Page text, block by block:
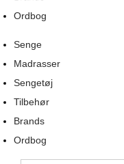
Ordbog
Senge
Madrasser
Sengetøj
Tilbehør
Brands
Ordbog